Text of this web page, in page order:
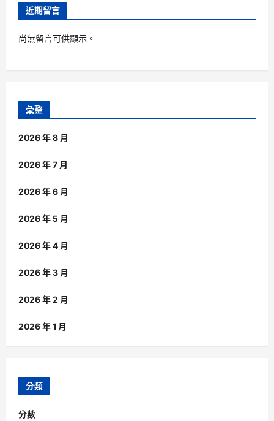
近期留言
尚無留言可供顯示。
彙整
2026 年 8 月
2026 年 7 月
2026 年 6 月
2026 年 5 月
2026 年 4 月
2026 年 3 月
2026 年 2 月
2026 年 1 月
分類
分數